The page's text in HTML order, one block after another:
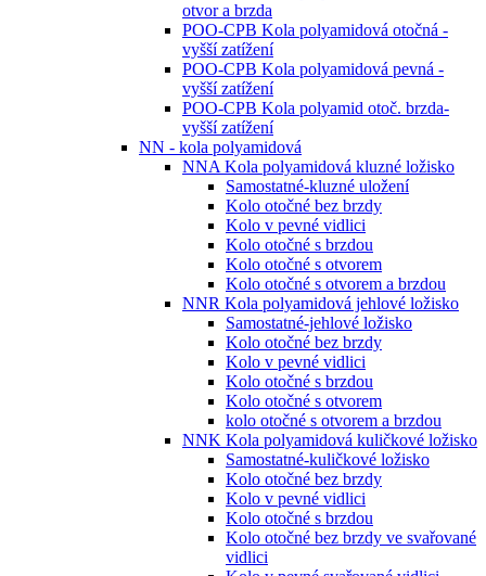
otvor a brzda
POO-CPB Kola polyamidová otočná -
vyšší zatížení
POO-CPB Kola polyamidová pevná -
vyšší zatížení
POO-CPB Kola polyamid otoč. brzda-
vyšší zatížení
NN - kola polyamidová
NNA Kola polyamidová kluzné ložisko
Samostatné-kluzné uložení
Kolo otočné bez brzdy
Kolo v pevné vidlici
Kolo otočné s brzdou
Kolo otočné s otvorem
Kolo otočné s otvorem a brzdou
NNR Kola polyamidová jehlové ložisko
Samostatné-jehlové ložisko
Kolo otočné bez brzdy
Kolo v pevné vidlici
Kolo otočné s brzdou
Kolo otočné s otvorem
kolo otočné s otvorem a brzdou
NNK Kola polyamidová kuličkové ložisko
Samostatné-kuličkové ložisko
Kolo otočné bez brzdy
Kolo v pevné vidlici
Kolo otočné s brzdou
Kolo otočné bez brzdy ve svařované
vidlici